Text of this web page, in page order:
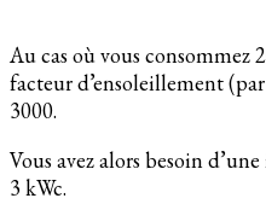
Au cas où vous consommez
facteur d’ensoleillement
3000.
Vous avez alors besoin
3 kWc.